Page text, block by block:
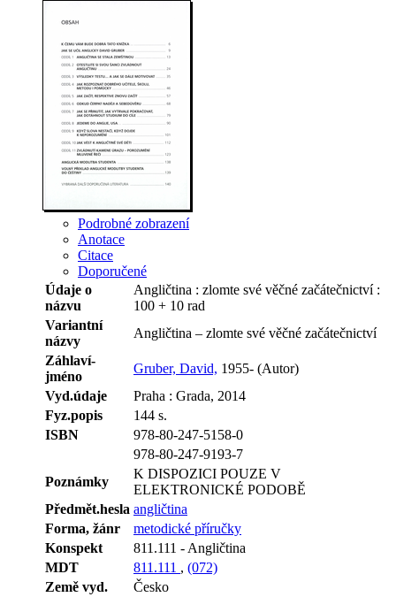
Podrobné zobrazení
Anotace
Citace
Doporučené
Údaje o
názvu
Angličtina : zlomte své věčné začátečnictví :
100 + 10 rad
Variantní
názvy
Angličtina – zlomte své věčné začátečnictví
Záhlaví-
jméno
Gruber, David, 1955- (Autor)
Vyd.údaje
Praha : Grada, 2014
Fyz.popis
144 s.
ISBN
978-80-247-5158-0
978-80-247-9193-7
Poznámky
K DISPOZICI POUZE V
ELEKTRONICKÉ PODOBĚ
Předmět.hesla angličtina
Forma, žánr
metodické příručky
Konspekt
811.111 - Angličtina
MDT
811.111 , (072)
Země vyd.
Česko